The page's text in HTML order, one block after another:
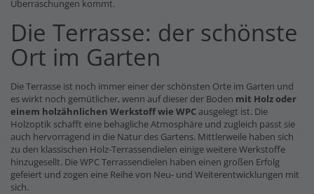
Überraschungen kommt.
Die Terrasse: der schönste
Ort im Garten
Die Terrasse ist noch immer einer der schönsten Orte im Garten und
es wirkt noch gemütlicher, wenn auf dieser der Boden mit Holz oder
einem holzähnlichen Werkstoff wie WPCausgelegt ist. Die
Holzoptik schafft eine behagliche Atmosphäre und zugleich passt sie
auch hervorragend in die Natur des Gartens. Mittlerweile haben sich
zu den klassischen Holz-Terrassendielen einige weitere Werkstoffe
hinzugesellt. Die WPC Terrassendielen haben einen großen Erfolg
gefeiert und zogen eine Reihe von Neu- und Weiterentwicklungen mit
sich.